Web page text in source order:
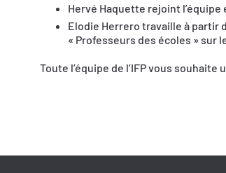
Hervé Haquette rejoint
Elodie Herrero travaille à partir
« Professeurs des écoles » sur
Toute l’équipe de l’IFP vous